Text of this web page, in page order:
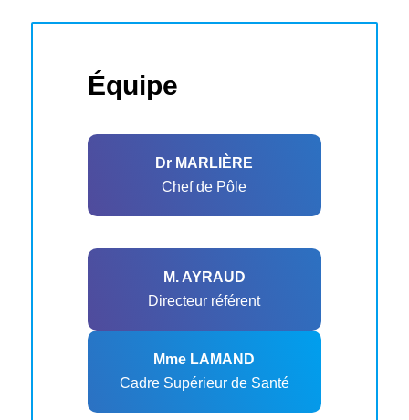
Équipe
Dr MARLIÈRE
Chef de Pôle
M. AYRAUD
Directeur référent
Mme LAMAND
Cadre Supérieur de Santé